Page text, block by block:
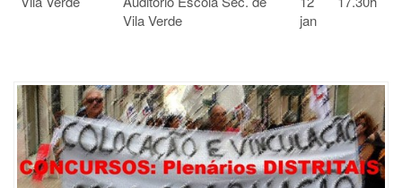
Vila Verde
jan